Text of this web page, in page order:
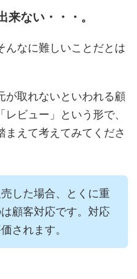
ない・・・。
んなに難しいことだとは
が取れないといわれる顧
ビュー」という形で、
えて考えてみてくださ
した場合、とくに重
顧客対応です。対応
されます。